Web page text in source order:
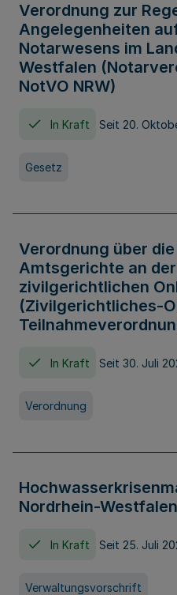
Verordnung zur
Angelegenheiten
Notarwesens im
Westfalen
NotVO NRW)
In Kraft Seit 20.
Gesetz
Verordnung über
Amtsgerichte an
zivilgerichtlichen
(Zivilgerichtliches-
In Kraft Seit 30. Juli
Verordnung
Nordrhein-Westfalen
In Kraft Seit 25. Juli
Verwaltungsvorschrift